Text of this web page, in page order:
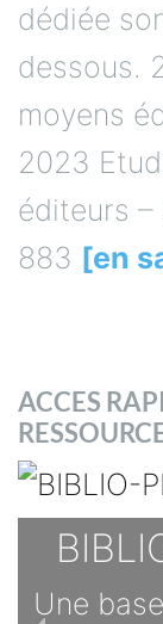
dédiée
dessous.
moyens
2023
éditeurs
883 [en
ACCES
Une